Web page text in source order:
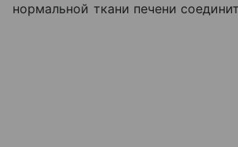
нормальной ткани печени